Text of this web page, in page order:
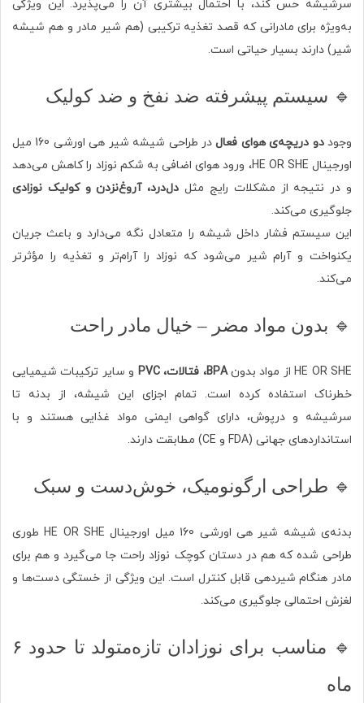
سرشیشه حس کند، با احتمال بیشتری آن را می‌پذیرد. این ویژگی
به‌ویژه برای مادرانی که قصد تغذیه ترکیبی (هم شیر مادر و هم شیشه
شیر) دارند بسیار حیاتی است.
🔹 سیستم پیشرفته ضد نفخ و ضد کولیک
وجوددو دریچه‌ی هوای فعال
در طراحی شیشه شیر هی اورشی 160 میل
اورجینال HE OR SHE، ورود هوای اضافی به شکم نوزاد را کاهش می‌دهد
و در نتیجه از مشکلات رایج مثل دل‌درد، آروغ‌نزدن و کولیک نوزادی
جلوگیری می‌کند.
این سیستم فشار داخل شیشه را متعادل نگه می‌دارد و باعث جریان
یکنواخت و آرام شیر می‌شود که نوزاد را آرام‌تر و تغذیه را مؤثرتر
می‌کند.
🔹 بدون مواد مضر – خیال مادر راحت
HE OR SHE از مواد بدون BPA، فتالات، PVC
و سایر ترکیبات شیمیایی
خطرناک استفاده کرده است. تمام اجزای این شیشه، از بدنه تا
سرشیشه و درپوش، دارای گواهی ایمنی مواد غذایی هستند و با
استانداردهای جهانی (FDA و CE) مطابقت دارند.
🔹 طراحی ارگونومیک، خوش‌دست و سبک
بدنه‌ی شیشه شیر هی اورشی 160 میل اورجینال HE OR SHE طوری
طراحی شده که هم در دستان کوچک نوزاد راحت جا می‌گیرد و هم برای
مادر هنگام شیردهی قابل کنترل است. این ویژگی از خستگی دست‌ها و
لغزش احتمالی جلوگیری می‌کند.
🔹 مناسب برای نوزادان تازه‌متولد تا حدود ۶
ماه